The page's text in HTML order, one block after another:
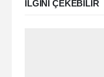
ILGINI ÇEKEBILIR